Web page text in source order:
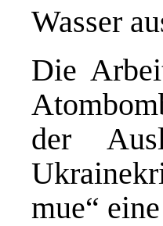
Wasser
Die
der
mue“